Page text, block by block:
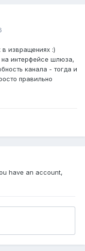
извращениях :)
на интерфейсе шлюза,
канала - тогда и
правильно
have an account,